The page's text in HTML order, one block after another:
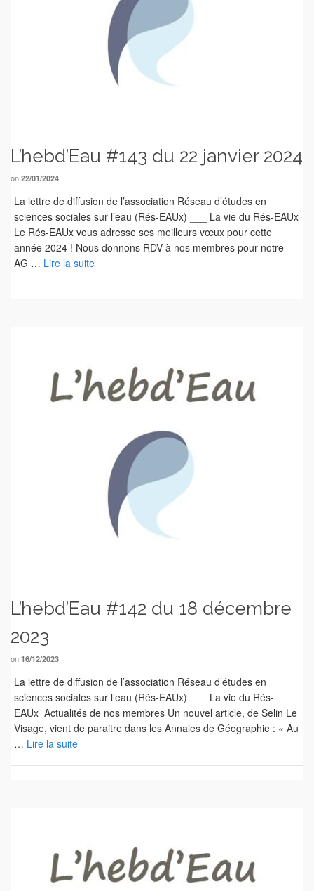
L’hebd’Eau #143 du 22 janvier 2024
on 22/01/2024
La lettre de diffusion de l’association Réseau d’études en
sciences sociales sur l’eau (Rés-EAUx) ___ La vie du Rés-EAUx
Le Rés-EAUx vous adresse ses meilleurs vœux pour cette
année 2024 ! Nous donnons RDV à nos membres pour notre
AG … Lire la suite
L’hebd’Eau #142 du 18 décembre
2023
on 16/12/2023
La lettre de diffusion de l’association Réseau d’études en
sciences sociales sur l’eau (Rés-EAUx) ___ La vie du Rés-
EAUx Actualités de nos membres Un nouvel article, de Selin Le
Visage, vient de paraitre dans les Annales de Géographie : « Au
… Lire la suite